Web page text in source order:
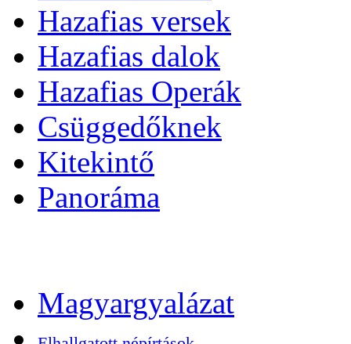
Hazafias versek
Hazafias dalok
Hazafias Operák
Csüggedőknek
Kitekintő
Panoráma
Magyargyalázat